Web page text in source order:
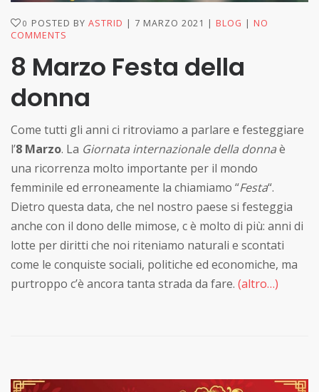
0 POSTED BY ASTRID 7 MARZO 2021 BLOG
NO
COMMENTS
8 Marzo Festa della
donna
Come tutti gli anni ci ritroviamo a parlare e festeggiare
l’8 Marzo. La Giornata internazionale della donnaè
una ricorrenza molto importante per il mondo
femminile ed erroneamente la chiamiamo “Festa“.
Dietro questa data, che nel nostro paese si festeggia
anche con il dono delle mimose, c è molto di più: anni di
lotte per diritti che noi riteniamo naturali e scontati
come le conquiste sociali, politiche ed economiche, ma
purtroppo c’è ancora tanta strada da fare. (altro…)